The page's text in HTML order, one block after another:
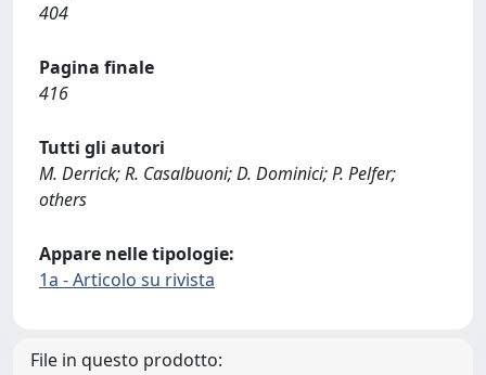
404
Pagina finale
416
Tutti gli autori
M. Derrick; R. Casalbuoni; D. Dominici; P. Pelfer;
others
Appare nelle tipologie:
1a - Articolo su rivista
File in questo prodotto: